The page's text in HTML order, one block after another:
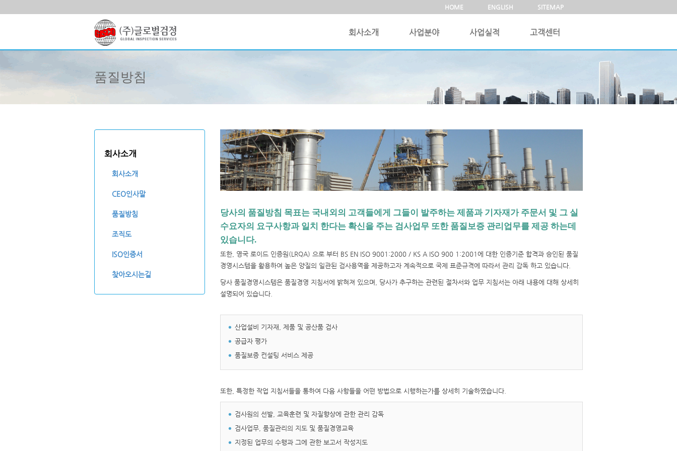
HOME ENGLISH SITEMAP
회사소개 사업분야 사업실적 고객센터
품질방침
회사소개
회사소개
CEO인사말
품질방침
조직도
ISO인증서
찾아오시는길
당사의 품질방침 목표는 국내외의 고객들에게 그들이 발주하는 제품과 기자재가 주문서 및 그 실
수요자의 요구사항과 일치 한다는 확신을 주는 검사업무 또한 품질보증 관리업무를 제공 하는데
있습니다.
또한, 영국 로이드 인증원(LRQA) 으로 부터 BS EN ISO 9001:2000 / KS A ISO 900 1:2001에 대한 인증기준 합격과 승인된 품질
경영시스템을 활용하여 높은 양질의 일관된 검사용역을 제공하고자 계속적으로 국제 표준규격에 따라서 관리 감독 하고 있습니다.
당사 품질경영시스템은 품질경영 지침서에 밝혀져 있으며, 당사가 추구하는 관련된 절차서와 업무 지침서는 아래 내용에 대해 상세히
설명되어 있습니다.
산업설비 기자재, 제품 및 공산품 검사
공급자 평가
품질보증 컨설팅 서비스 제공
또한, 특정한 작업 지침서들을 통하여 다음 사항들을 어떤 방법으로 시행하는가를 상세히 기술하였습니다.
검사원의 선발, 교육훈련 및 자질향상에 관한 관리 감독
검사업무, 품질관리의 지도 및 품질경영교육
지정된 업무의 수행과 그에 관한 보고서 작성지도